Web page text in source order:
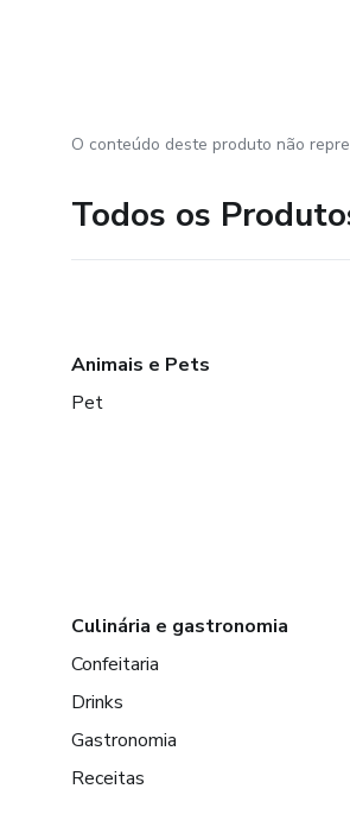
O conteúdo deste produto não
Todos os
Animais e Pets
Pet
Culinária e gastronomia
Confeitaria
Drinks
Gastronomia
Receitas